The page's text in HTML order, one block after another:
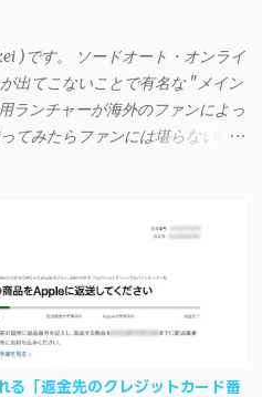
る iSyncrでパスワードを入力す
、言語設定は日本語に戻して
機能が使えるようになる。USB
リに根本的な不具合が発生して
諦めよう。 今回の不具合につ
デバイスでもレート機能や再生
立つはずだ。
)です。 ソードオート・オンライ
出てこないことで有名な "メイン
ランチャーが海外のファンによっ
てみたらファンには堪らないほ
ージ（英語） gpbeta.com - The
log インストール（導入）手順
から自分のOSにあったファイル
Windows2000, XP, Vista, Win7,
ソコンが 32 ビット版か 64 ビッ
ードしたファイルを解凍後、
「返金先のクレジットカード番